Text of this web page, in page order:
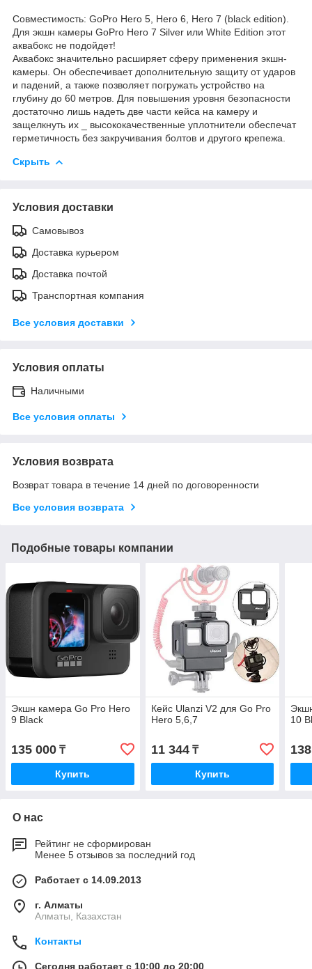
Совместимость: GoPro Hero 5, Hero 6, Hero 7 (black edition).
Для экшн камеры GoPro Hero 7 Silver или White Edition этот
аквабокс не подойдет!
Аквабокс значительно расширяет сферу применения экшн-
камеры. Он обеспечивает дополнительную защиту от ударов
и падений, а также позволяет погружать устройство на
глубину до 60 метров. Для повышения уровня безопасности
достаточно лишь надеть две части кейса на камеру и
защелкнуть их _ высококачественные уплотнители обеспечат
герметичность без закручивания болтов и другого крепежа.
Скрыть
Условия доставки
Самовывоз
Доставка курьером
Доставка почтой
Транспортная компания
Все условия доставки
Условия оплаты
Наличными
Все условия оплаты
Условия возврата
Возврат товара в течение 14 дней по договоренности
Все условия возврата
Подобные товары компании
Экшн камера Go Pro Hero
9 Black
135 000 ₸
Купить
Кейс Ulanzi V2 для Go Pro
Hero 5,6,7
11 344₸
Купить
10
О нас
Рейтинг не сформирован
Менее 5 отзывов за последний год
Работает с 14.09.2013
г. Алматы
Алматы, Казахстан
Контакты
Сегодня работает с 10:00 до 20:00